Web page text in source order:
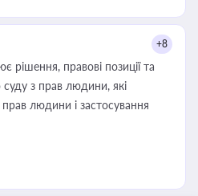
+8
рішення, правові позиції та
з прав людини, які
людини і застосування